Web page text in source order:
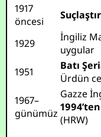
1917
öncesi
1929 İngiliz
uygular
1951
Batı
Ürdün
1967–
günümüz
Gazze
(HRW)